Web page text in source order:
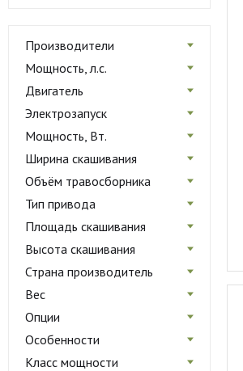
Производители
Мощность, л.с.
Двигатель
Электрозапуск
Мощность, Вт.
Ширина скашивания
Объём травосборника
Тип привода
Площадь скашивания
Высота скашивания
Страна производитель
Вес
Опции
Особенности
Класс мощности